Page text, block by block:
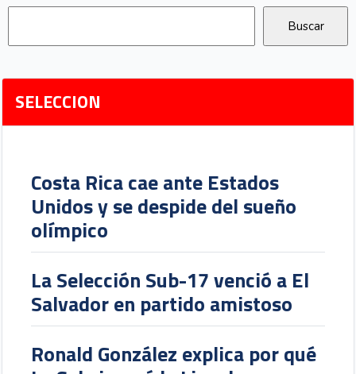
Costa Rica cae ante Estados
Unidos y se despide del sueño
olímpico
La Selección Sub-17 venció a El
Salvador en partido amistoso